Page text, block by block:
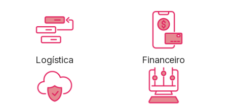
Logística Financeiro